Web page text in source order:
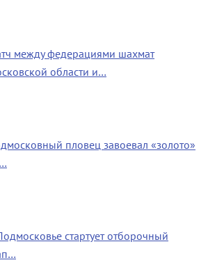
между федерациями шахмат
области и…
пловец завоевал «золото»
стартует отборочный